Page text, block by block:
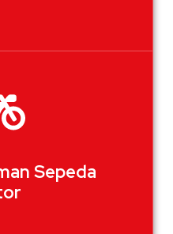
Sepeda